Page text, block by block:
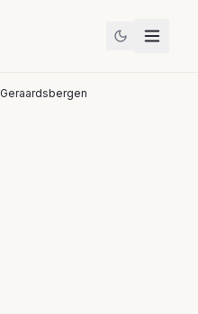
Geraardsbergen